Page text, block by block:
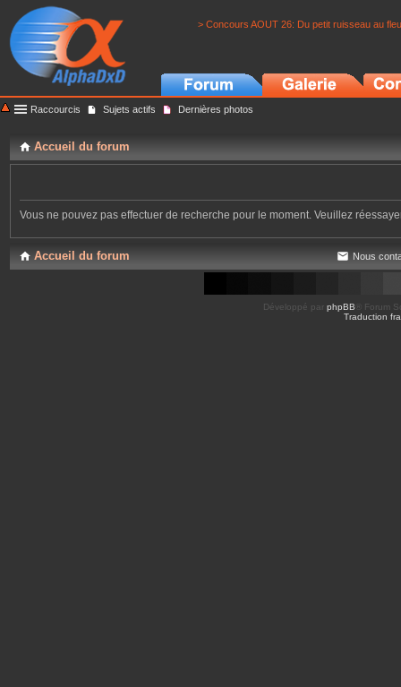
> Concours AOUT 26: Du petit ruisseau au
Raccourcis Sujets actifs Dernières photos
Accueil du forum
Vous ne pouvez pas effectuer de recherche pour le moment. Veuillez
Accueil du forum Nous
Développé par phpBB ® Forum
Traduction